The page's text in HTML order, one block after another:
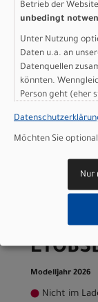
Nicht im
Art.Nr. 94423-
Größe: 49
Farbe:
Grossartikel)
4.800,00
COMP
Modelljahr 2026
Nicht im
Betrieb der
unbedingt
Unter Nutzung
Daten u.a. an
Datenquellen
könnten.
Person geht (eher
sind wie bei uns in
Möchten Sie
Nur